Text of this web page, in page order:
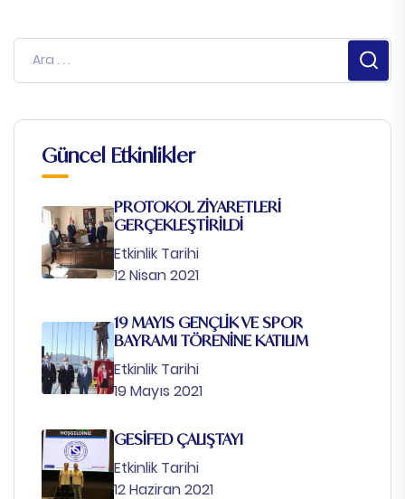
Güncel Etkinlikler
PROTOKOL ZİYARETLERİ
GERÇEKLEŞTİRİLDİ
Etkinlik Tarihi
12 Nisan 2021
19 MAYIS GENÇLİK VE SPOR
BAYRAMI TÖRENİNE KATILIM
Etkinlik Tarihi
19 Mayıs 2021
GESİFED ÇALIŞTAYI
Etkinlik Tarihi
12 Haziran 2021